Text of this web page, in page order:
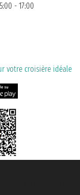
- 17:00
votre croisière idéale